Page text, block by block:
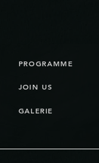
JOIN US
PROGRAMME
GALERIE